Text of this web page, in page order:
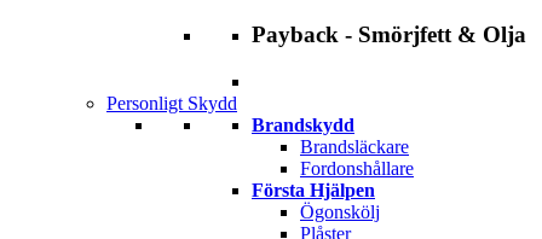
Payback - Smörjfett & Olja
Personligt Skydd
Brandskydd
Brandsläckare
Fordonshållare
Första Hjälpen
Ögonskölj
Plåster